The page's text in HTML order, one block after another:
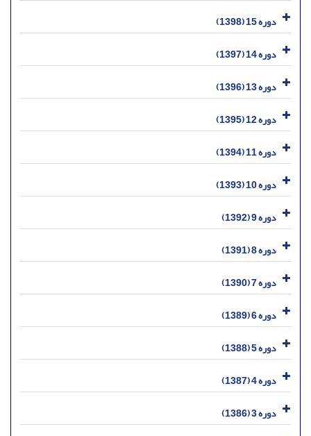
دوره 15 (1398)
دوره 14 (1397)
دوره 13 (1396)
دوره 12 (1395)
دوره 11 (1394)
دوره 10 (1393)
دوره 9 (1392)
دوره 8 (1391)
دوره 7 (1390)
دوره 6 (1389)
دوره 5 (1388)
دوره 4 (1387)
دوره 3 (1386)